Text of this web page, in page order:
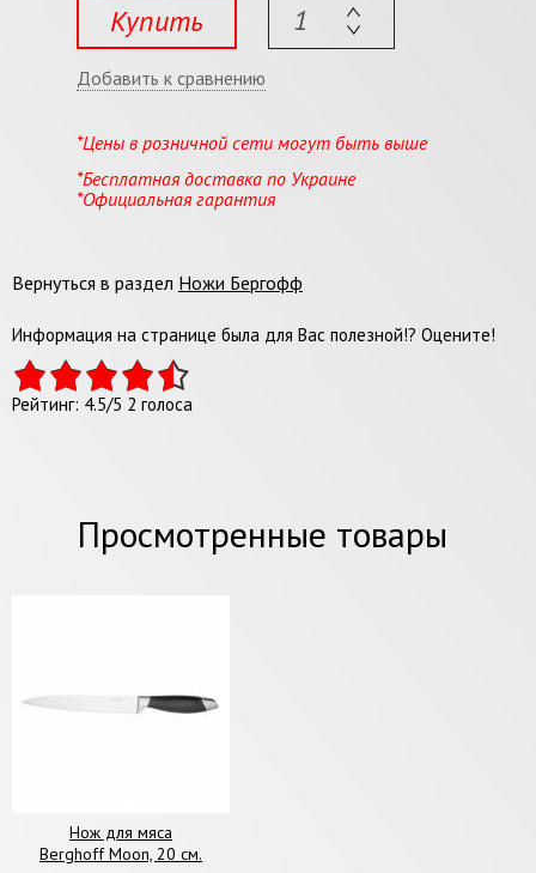
Купить
Добавить к сравнению
*Цены в розничной сети могут быть выше
*Бесплатная доставка по Украине
*Официальная гарантия
Вернуться в раздел Ножи Бергофф
Информация на странице была для Вас полезной!? Оцените!
Рейтинг: 4.5/5 2 голоса
Просмотренные товары
Нож для мяса
Berghoff Moon, 20 см.